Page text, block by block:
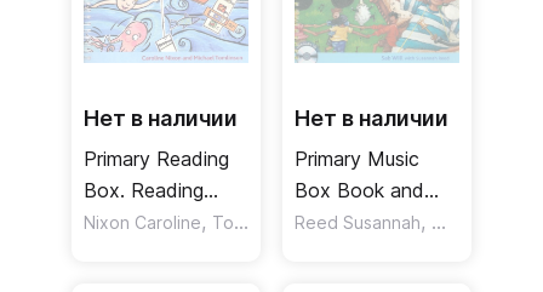
Нет в наличии
Primary Reading
Box. Reading
activities and
Nixon Caroline, Tomlinson Michael
Нет в наличии
Primary Music
Box Book and
Audio CD Pack
Reed Susannah, Will Sab